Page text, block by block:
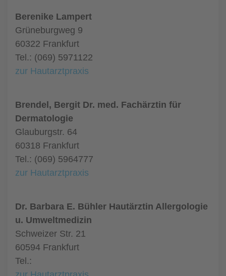
Berenike Lampert
Grüneburgweg 9
60322 Frankfurt
Tel.: (069) 5971122
zur Hautarztpraxis
Brendel, Bergit Dr. med. Fachärztin für
Dermatologie
Glauburgstr. 64
60318 Frankfurt
Tel.: (069) 5964777
zur Hautarztpraxis
Dr. Barbara E. Bühler Hautärztin Allergologie
u. Umweltmedizin
Schweizer Str. 21
60594 Frankfurt
Tel.: